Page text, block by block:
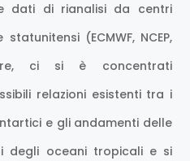
dati di rianalisi da centri
(ECMWF, NCEP,
ci si è concentrati
relazioni esistenti tra i
e gli andamenti delle
degli oceani tropicali e si